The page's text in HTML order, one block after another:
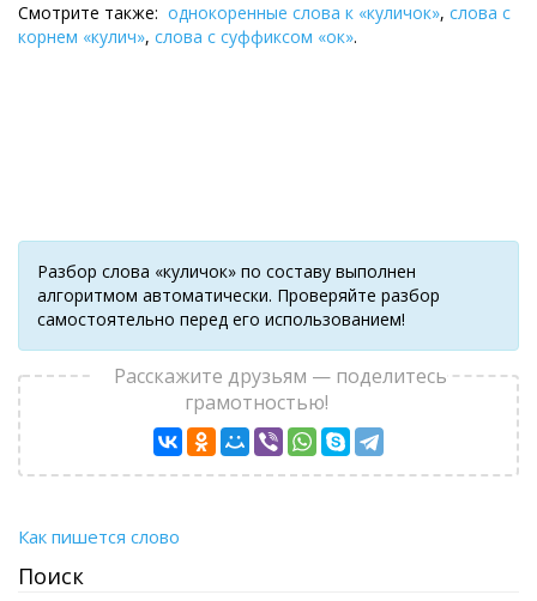
Смотрите также: однокоренные слова к «куличок», слова с
корнем «кулич», слова с суффиксом «ок».
Разбор слова «куличок» по составу выполнен
алгоритмом автоматически. Проверяйте разбор
самостоятельно перед его использованием!
Расскажите друзьям — поделитесь
грамотностью!
Как пишется слово
Поиск